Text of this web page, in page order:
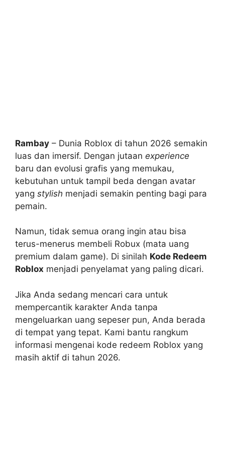
Rambay – Dunia Roblox di tahun 2026 semakin
luas dan imersif. Dengan jutaan experience
baru dan evolusi grafis yang memukau,
kebutuhan untuk tampil beda dengan avatar
yang stylish menjadi semakin penting bagi para
pemain.
Namun, tidak semua orang ingin atau bisa
terus-menerus membeli Robux (mata uang
premium dalam game). Di sinilah Kode Redeem
Roblox menjadi penyelamat yang paling dicari.
Jika Anda sedang mencari cara untuk
mempercantik karakter Anda tanpa
mengeluarkan uang sepeser pun, Anda berada
di tempat yang tepat. Kami bantu rangkum
informasi mengenai kode redeem Roblox yang
masih aktif di tahun 2026.